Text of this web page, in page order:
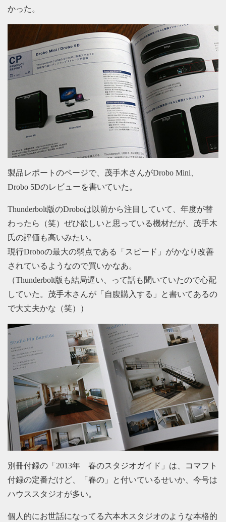
かった。
製品レポートのページで、茂手木さんがDrobo Mini、
Drobo 5Dのレビューを書いていた。
Thunderbolt版のDroboは以前から注目していて、年度が替
わったら（笑）ぜひ欲しいと思っている機材だが、茂手木
氏の評価も高いみたい。
現行Droboの最大の弱点である「スピード」がかなり改善
されているようなので買いかなあ。
（Thunderbolt版も結局遅い、って話も聞いていたので心配
していた。茂手木さんが「自腹購入する」と書いてあるの
で大丈夫かな（笑））
別冊付録の「2013年 春のスタジオガイド」は、コマフト
付録の定番だけど、「春の」と付いているせいか、今号は
ハウススタジオが多い。
個人的にお世話になってる六本木スタジオのような本格的